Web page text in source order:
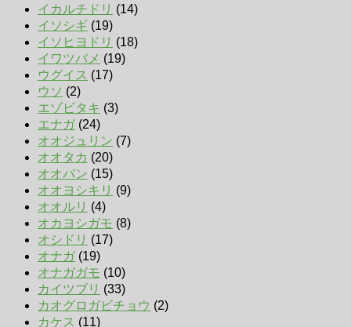
イカルチドリ (14)
イソシギ (19)
イソヒヨドリ (18)
イワツバメ (19)
ウグイス (17)
ウソ (2)
エゾビタキ (3)
エナガ(24)
オオジュリン (7)
オオタカ (20)
オオバン (15)
オオヨシキリ (9)
オオルリ (4)
オカヨシガモ (8)
オシドリ (17)
オナガ(19)
オナガガモ (10)
カイツブリ (33)
カオグロガビチョウ (2)
カケス (11)